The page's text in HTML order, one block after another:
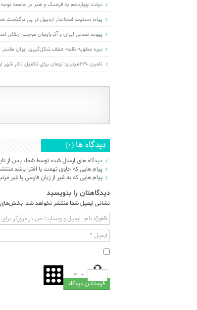
دولت چهاردهم به فرهنگ و هنر در جامعه توجه
پیام تسلیت استاندار اردبیل در پی درگذشت
پیوند تمدنی ایران و آذربایجان موجب
دوره صفویه نقطه عطف شکل‌گیری ایران
تامین ۲۳۰میلیارد تومان برای تکمیل تالار شهر اردبیل
دیدگاه ها (0)
دیدگاه های ارسال شده توسط شما، پس از
پیام هایی که حاوی تهمت یا افترا باشد
پیام هایی که به غیر از زبان فارسی یا غیر
دیدگاهتان را بنویسید
نشانی ایمیل شما منتشر نخواهد شد. بخش‌های
نام*
ایمیل *
ذخیره نام، ایمیل و وبسایت من در مرورگر
+
4
=